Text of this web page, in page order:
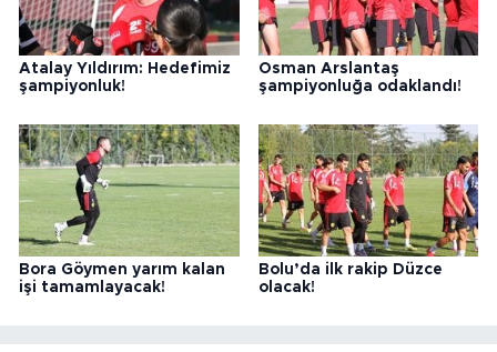
Atalay Yıldırım: Hedefimiz
şampiyonluk!
Osman Arslantaş
şampiyonluğa odaklandı!
Bora Göymen yarım kalan
işi tamamlayacak!
Bolu’da ilk rakip Düzce
olacak!